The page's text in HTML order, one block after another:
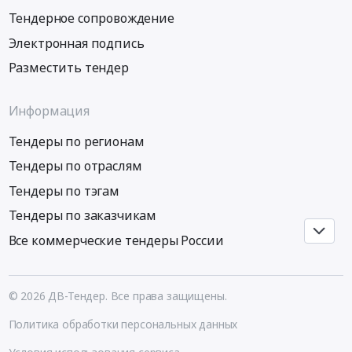
Тендерное сопровождение
Электронная подпись
Разместить тендер
Информация
Тендеры по регионам
Тендеры по отраслям
Тендеры по тэгам
Тендеры по заказчикам
Все коммерческие тендеры России
© 2026 ДВ-Тендер. Все права защищены.
Политика обработки персональных данных